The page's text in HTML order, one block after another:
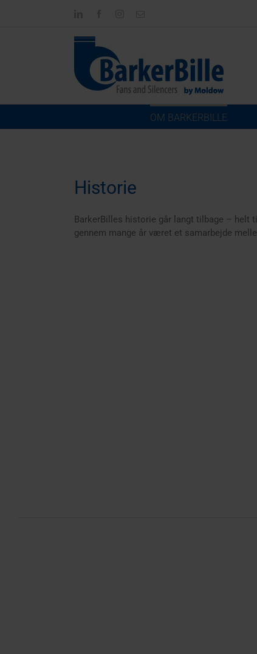
OM BARKERBILLE
Historie
BarkerBilles historie går langt tilbage – helt
gennem mange år været et samarbejde